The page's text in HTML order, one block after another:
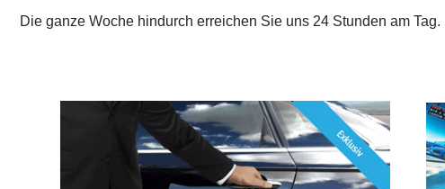
Die ganze Woche hindurch erreichen Sie uns 24 Stunden am Tag.